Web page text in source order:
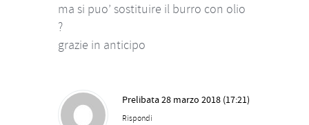
ma si puo’ sostituire il burro con olio
?
grazie in anticipo
Prelibata28 marzo 2018 (17:21)
Rispondi